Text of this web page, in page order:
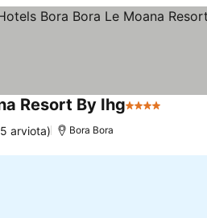
Resort By Ihg4 Tähtiluokitus
arviota) Bora Bora